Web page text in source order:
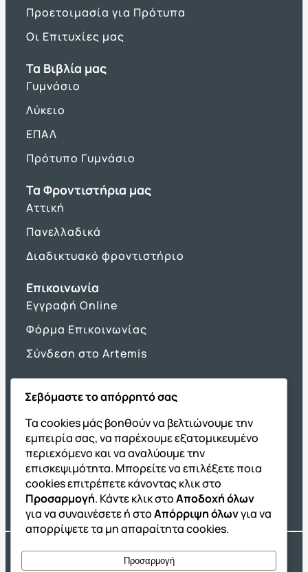
Προετοιμασία για Πρότυπα
Οι Επιτυχίες μας
Τα Βιβλία μας
Γυμνάσιο
Λύκειο
ΕΠΑΛ
Πρότυπο Γυμνάσιο
Τα Φροντιστήρια μας
Αττική
Πανελλαδικά
Διαδικτυακό φροντιστήριο
Επικοινωνία
Εγγραφή Online
Φόρμα Επικοινωνίας
Σύνδεση στο Artemis
Όμιλος ΔΙΑΚΡΟΤΗΜΑ
ΔΙΑΚΡΟΤΗΜΑ@Home
Σχολική Μελέτη After School
Εκδόσεις Καλαϊτζίδη
Franchise ΔΙΑΚΡΟΤΗΜΑ
Copyright® 2004 –2026Εκπαιδευτικός Όμιλος ΔΙΑΚΡΟΤΗΜΑ®. Αρ.
Γ.Ε.Μ.Η.: 54967109000.
Σεβόμαστε το απόρρητό σας
Τα cookies μάς βοηθούν να βελτιώνουμε την
εμπειρία σας, να παρέχουμε εξατομικευμένο
περιεχόμενο και να αναλύουμε την
επισκεψιμότητα. Μπορείτε να επιλέξετε ποια
cookies επιτρέπετε κάνοντας κλικ στο
Προσαρμογή. Κάντε κλικ στοΑποδοχή όλων
για να συναινέσετε ή στοΑπόρριψη όλωνγια να
απορρίψετε τα μη απαραίτητα cookies.
Προσαρμογή